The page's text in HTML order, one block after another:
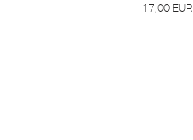
17,00 EUR